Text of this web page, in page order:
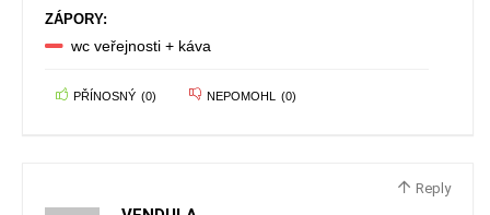
ZÁPORY:
wc veřejnosti + káva
PŘÍNOSNÝ (0) NEPOMOHL (0)
Reply